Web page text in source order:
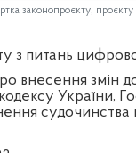
законопроєкту, проєкту
з питань
внесення змін
України,
судочинства